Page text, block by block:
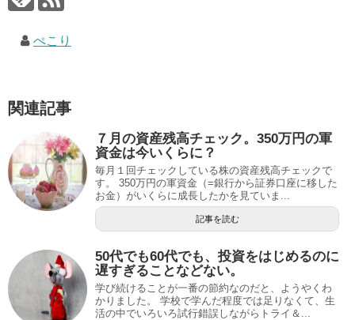
ぺこり
関連記事
７月の資産残高チェック。350万円の軍
資金は今いくらに？
毎月１回チェックしている株の資産残高チェックで
す。 350万円の軍資金（=銀行から証券口座に移した
お金）がいくらに成長したかを見ていま...
記事を読む
50代でも60代でも、投資をはじめるのに
遅すぎることなどない。
学び続けることが一番の節約なのだと、ようやくわ
かりました。 学校で学んだ程度では足りなくて、生
活の中でいろいろ試行錯誤しながらトライ＆...